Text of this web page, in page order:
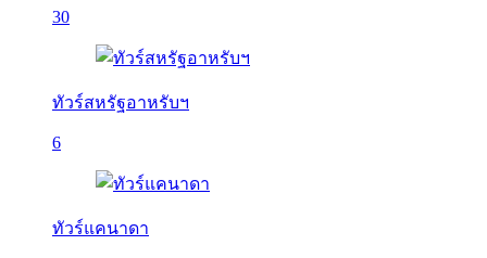
30
ทัวร์สหรัฐอาหรับฯ
6
ทัวร์แคนาดา